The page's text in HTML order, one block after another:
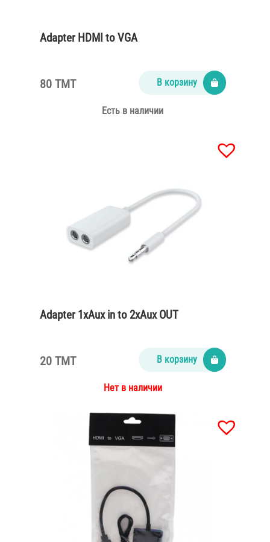
Adapter HDMI to VGA
80 TMT В корзину
Есть в наличии
Adapter 1xAux in to 2xAux OUT
20 TMT В корзину
Нет в наличии